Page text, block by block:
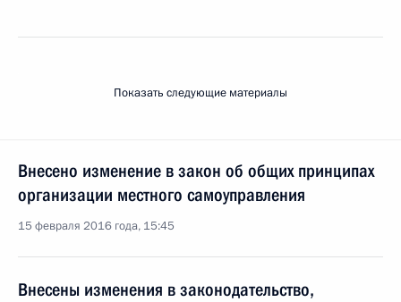
Показать следующие материалы
Внесено изменение в закон об общих принципах
организации местного самоуправления
15 февраля 2016 года, 15:45
Внесены изменения в законодательство,